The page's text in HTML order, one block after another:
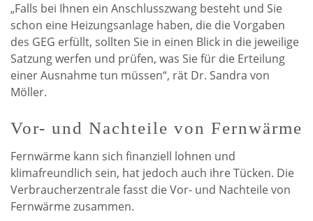
„Falls bei Ihnen ein Anschlusszwang besteht und Sie
schon eine Heizungsanlage haben, die die Vorgaben
des GEG erfüllt, sollten Sie in einen Blick in die jeweilige
Satzung werfen und prüfen, was Sie für die Erteilung
einer Ausnahme tun müssen“, rät Dr. Sandra von
Möller.
Vor- und Nachteile von Fernwärme
Fernwärme kann sich finanziell lohnen und
klimafreundlich sein, hat jedoch auch ihre Tücken. Die
Verbraucherzentrale fasst die Vor- und Nachteile von
Fernwärme zusammen.